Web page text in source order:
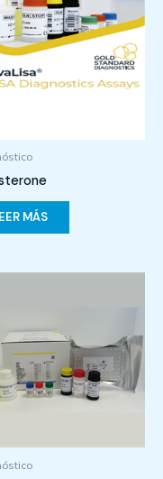
MÁS